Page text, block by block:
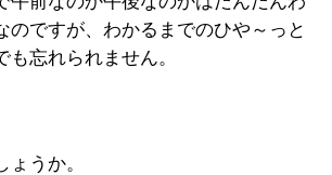
のですが、わかるまでのひや～っと
も忘れられません。
うか。